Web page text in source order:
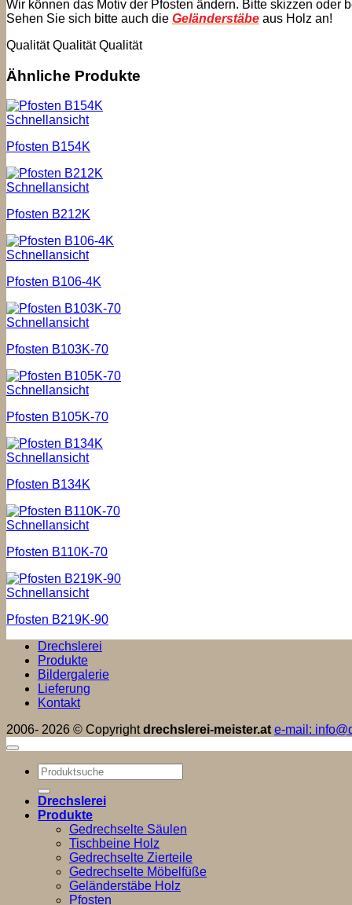
Wir können das Motiv der Pfosten ändern. Bitte skizzen
Sehen Sie sich bitte auch die Geländerstäbe aus Holz an!
Qualität Qualität Qualität
Ähnliche Produkte
Schnellansicht
Pfosten B154K
Schnellansicht
Pfosten B212K
Schnellansicht
Pfosten B106-4K
Schnellansicht
Pfosten B103K-70
Schnellansicht
Pfosten B105K-70
Schnellansicht
Pfosten B134K
Schnellansicht
Pfosten B110K-70
Schnellansicht
Pfosten B219K-90
Drechslerei
Produkte
Bildergalerie
Lieferung
Kontakt
2006- 2026 © Copyrightdrechslerei-meister.at e-mail:
Suchen
nach:
Drechslerei
Produkte
Gedrechselte Säulen
Tischbeine Holz
Gedrechselte Zierteile
Gedrechselte Möbelfüße
Geländerstäbe Holz
Pfosten